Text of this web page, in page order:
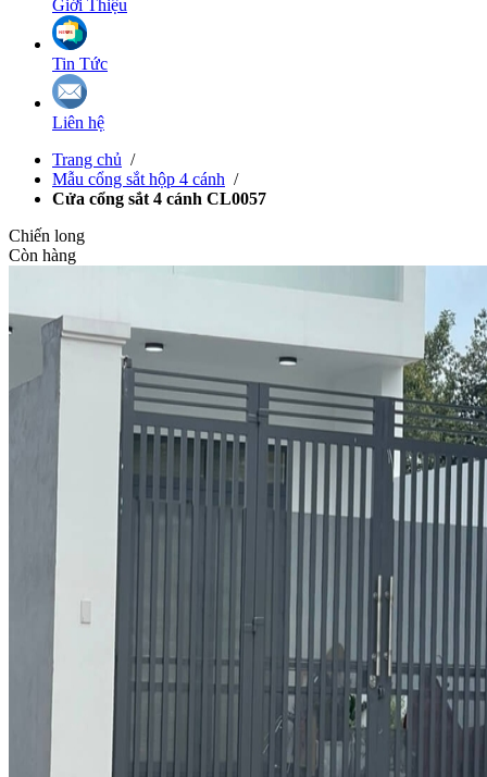
Giới Thiệu
Tin Tức
Liên hệ
Trang chủ /
Mẫu cổng sắt hộp 4 cánh /
Cửa cổng sắt 4 cánh CL0057
Chiến long
Còn hàng